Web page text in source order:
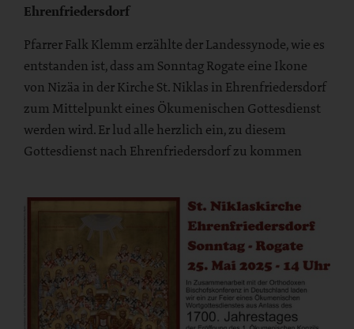
Ehrenfriedersdorf
Pfarrer Falk Klemm erzählte der Landessynode, wie es
entstanden ist, dass am Sonntag Rogate eine Ikone
von Nizäa in der Kirche St. Niklas in Ehrenfriedersdorf
zum Mittelpunkt eines Ökumenischen Gottesdienst
werden wird. Er lud alle herzlich ein, zu diesem
Gottesdienst nach Ehrenfriedersdorf zu kommen